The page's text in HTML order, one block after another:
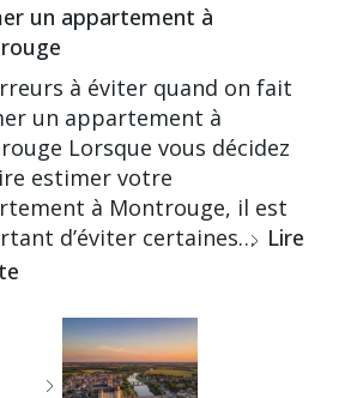
un appartement à
à éviter quand on fait
un appartement à
Lorsque vous décidez
estimer votre
à Montrouge, il est
d’éviter certaines… Lire